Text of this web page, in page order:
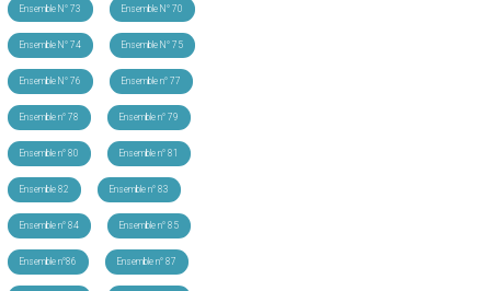
Ensemble N° 73 Ensemble N° 70
Ensemble N° 74 Ensemble N° 75
Ensemble N° 76 Ensemble n° 77
Ensemble n° 78 Ensemble n° 79
Ensemble n° 80 Ensemble n° 81
Ensemble 82 Ensemble n° 83
Ensemble n° 84 Ensemble n° 85
Ensemble n°86 Ensemble n° 87